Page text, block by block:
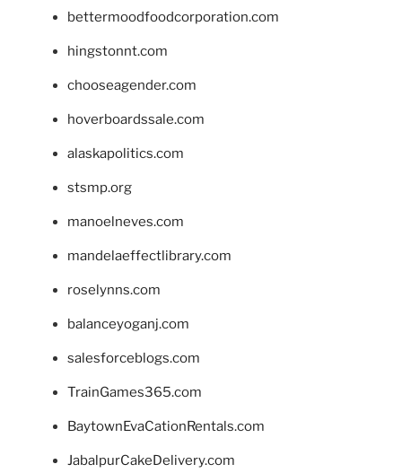
bettermoodfoodcorporation.com
hingstonnt.com
chooseagender.com
hoverboardssale.com
alaskapolitics.com
stsmp.org
manoelneves.com
mandelaeffectlibrary.com
roselynns.com
balanceyoganj.com
salesforceblogs.com
TrainGames365.com
BaytownEvaCationRentals.com
JabalpurCakeDelivery.com